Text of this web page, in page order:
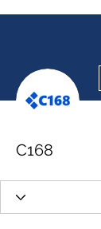
C168